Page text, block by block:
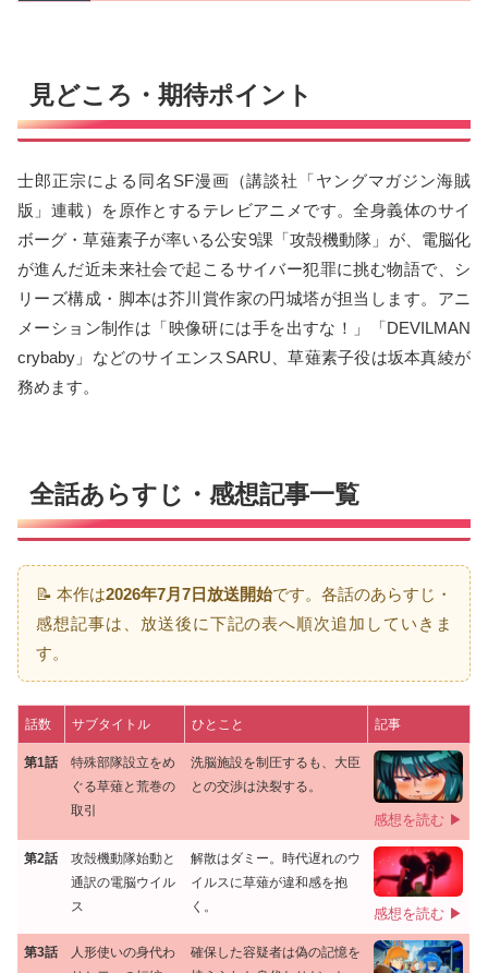
見どころ・期待ポイント
士郎正宗による同名SF漫画（講談社「ヤングマガジン海賊
版」連載）を原作とするテレビアニメです。全身義体のサイ
ボーグ・草薙素子が率いる公安9課「攻殻機動隊」が、電脳化
が進んだ近未来社会で起こるサイバー犯罪に挑む物語で、シ
リーズ構成・脚本は芥川賞作家の円城塔が担当します。アニ
メーション制作は「映像研には手を出すな！」「DEVILMAN
crybaby」などのサイエンスSARU、草薙素子役は坂本真綾が
務めます。
全話あらすじ・感想記事一覧
📝 本作は2026年7月7日放送開始です。各話のあらすじ・
感想記事は、放送後に下記の表へ順次追加していきま
す。
話数 サブタイトル ひとこと 記事
第1話
特殊部隊設立をめ
ぐる草薙と荒巻の
取引
洗脳施設を制圧するも、大臣
との交渉は決裂する。
感想を読む ▶
第2話
攻殻機動隊始動と
通訳の電脳ウイル
ス
解散はダミー。時代遅れのウ
イルスに草薙が違和感を抱
く。
感想を読む ▶
第3話
人形使いの身代わ
確保した容疑者は偽の記憶を